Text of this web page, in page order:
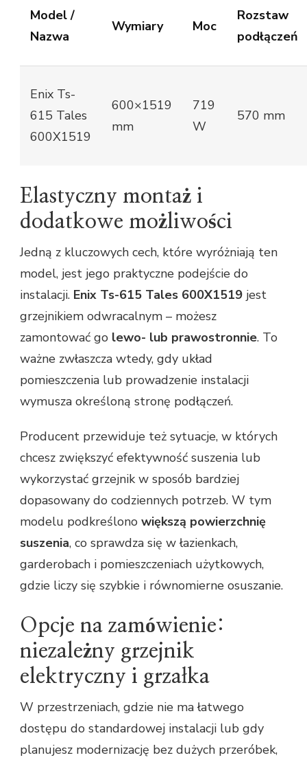
Model /
Nazwa
Wymiary Moc
Rozstaw
podłączeń
Enix Ts-
615 Tales
600X1519
600×1519
mm
719
W
570 mm
Elastyczny montaż i
dodatkowe możliwości
Jedną z kluczowych cech, które wyróżniają ten
model, jest jego praktyczne podejście do
instalacji. Enix Ts-615 Tales 600X1519 jest
grzejnikiem odwracalnym – możesz
zamontować go lewo- lub prawostronnie. To
ważne zwłaszcza wtedy, gdy układ
pomieszczenia lub prowadzenie instalacji
wymusza określoną stronę podłączeń.
Producent przewiduje też sytuacje, w których
chcesz zwiększyć efektywność suszenia lub
wykorzystać grzejnik w sposób bardziej
dopasowany do codziennych potrzeb. W tym
modelu podkreślono większą powierzchnię
suszenia, co sprawdza się w łazienkach,
garderobach i pomieszczeniach użytkowych,
gdzie liczy się szybkie i równomierne osuszanie.
Opcje na zamówienie:
niezależny grzejnik
elektryczny i grzałka
W przestrzeniach, gdzie nie ma łatwego
dostępu do standardowej instalacji lub gdy
planujesz modernizację bez dużych przeróbek,